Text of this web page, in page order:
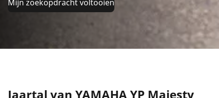
Mijn zoekopdracht voltooien
Jaartal van YAMAHA YP Majesty